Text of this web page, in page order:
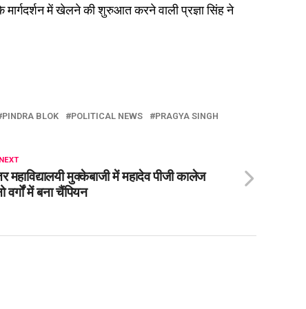
में खेलने की शुरुआत करने वाली प्रज्ञा सिंह ने
PINDRA BLOK POLITICAL NEWS
PRAGYA SINGH
महाविद्यालयी मुक्केबाजी में महादेव पीजी कालेज
वर्गों में बना चैंपियन